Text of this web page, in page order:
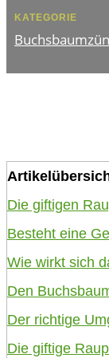
KATEGORIE
Die giftigen
Besteht eine
Wie wirkt sich
Den
Der richtige
Die giftige